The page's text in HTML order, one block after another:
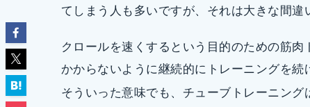
てしまう人も多いですが、それは大きな間違
クロールを速くするという目的のための筋
かからないように継続的にトレーニングを続
そういった意味でも、チューブトレーニン